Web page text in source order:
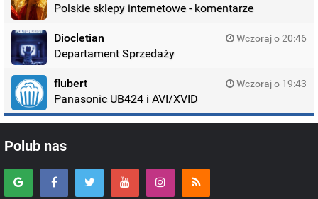
Polskie sklepy internetowe - komentarze
Diocletian Wczoraj o 20:46
Departament Sprzedaży
flubert Wczoraj o 19:43
Panasonic UB424 i AVI/XVID
Polub nas